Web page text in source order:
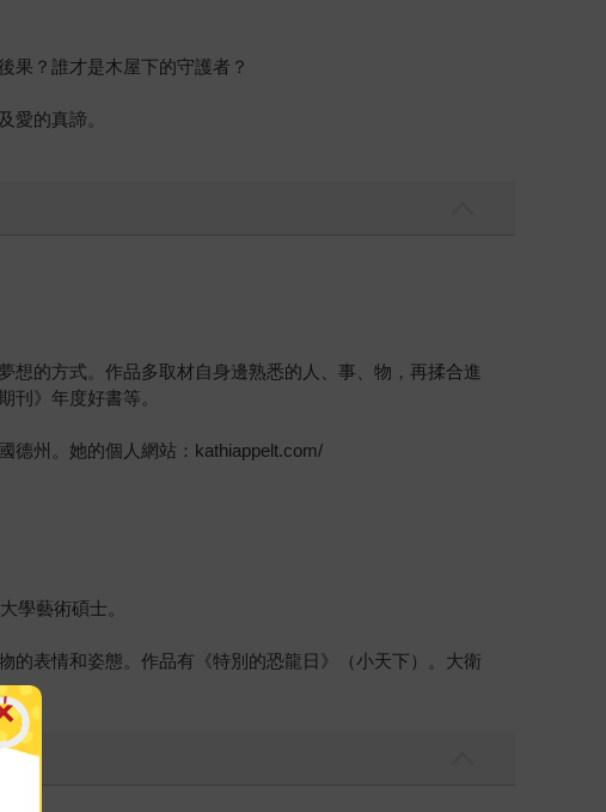
果？誰才是木屋下的守護者？
愛的真諦。
的方式。作品多取材自身邊熟悉的人、事、物，再揉合進
刊》年度好書等。
德州。她的個人網站：kathiappelt.com/
學藝術碩士。
的表情和姿態。作品有《特別的恐龍日》（小天下）。大衛